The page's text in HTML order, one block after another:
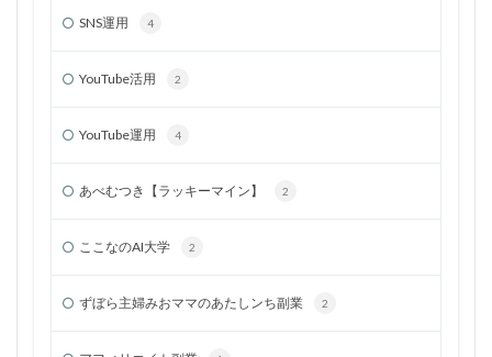
SNS運用 4
YouTube活用 2
YouTube運用 4
あべむつき【ラッキーマイン】 2
ここなのAI大学 2
ずぼら主婦みおママのあたしンち副業 2